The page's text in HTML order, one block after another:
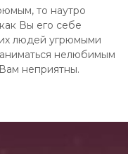
то наутро
Вы его себе
людей угрюмыми
нелюбимым
неприятны.